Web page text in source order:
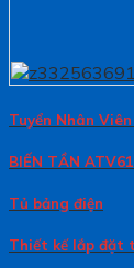
Tuyển Nhân
BIẾN TẦN
Tủ bảng điện
Thiết kế lắp đặt